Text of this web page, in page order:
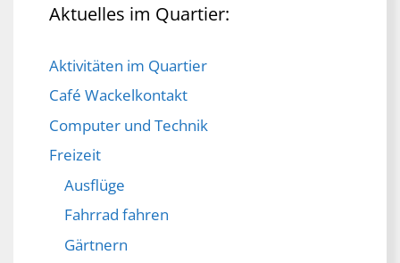
Aktuelles im Quartier:
Aktivitäten im Quartier
Café Wackelkontakt
Computer und Technik
Freizeit
Ausflüge
Fahrrad fahren
Gärtnern